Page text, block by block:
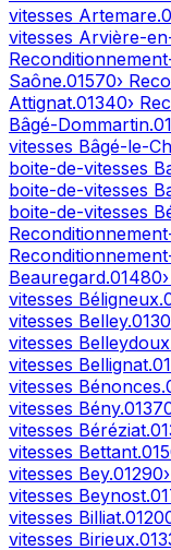
vitesses Artemare.
vitesses Arvière-
Saône.01570›
Attignat.01340›
Bâgé-Dommartin.
vitesses Bâgé-le-
boite-de-vitesses
boite-de-vitesses
boite-de-vitesses
Beauregard.01480
vitesses Béligneux.
vitesses Belley.
vitesses Belleydoux
vitesses Bellignat.
vitesses Bénonces.
vitesses Bény.
vitesses Béréziat.
vitesses Bettant.
vitesses Bey.01290
vitesses Beynost.
vitesses Billiat.
vitesses Birieux.